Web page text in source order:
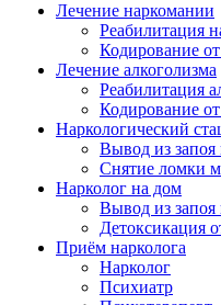
Лечение наркомании
Реабилитация
Кодирование
Лечение алкоголизма
Реабилитация
Кодирование
Наркологический
Вывод из запоя
Снятие ломки
Нарколог на дом
Вывод из запоя
Детоксикация
Приём нарколога
Нарколог
Психиатр